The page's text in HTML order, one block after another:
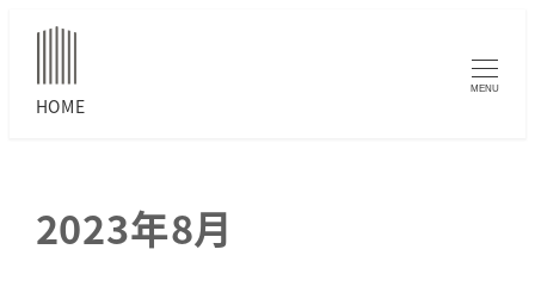
MENU
2023年8月